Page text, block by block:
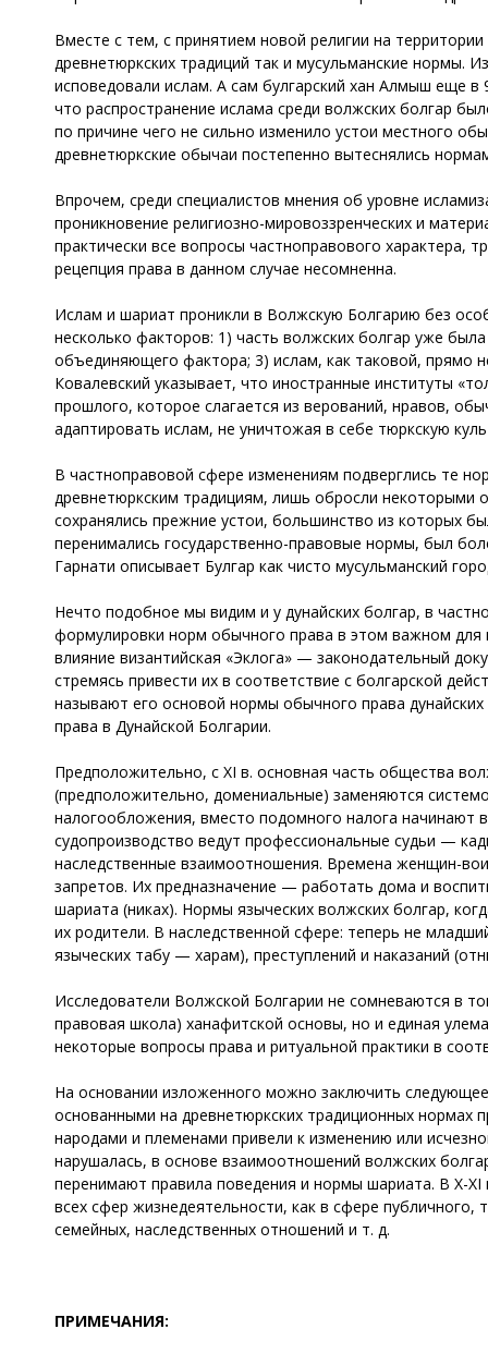
Вместе с тем, с принятием новой религии на
древнетюркских традиций так и мусульманские нормы.
исповедовали ислам. А сам булгарский хан Алмыш еще
что распространение ислама среди волжских болгар
по причине чего не сильно изменило устои местного
древнетюркские обычаи постепенно вытеснялись
Впрочем, среди специалистов мнения об уровне
проникновение религиозно-мировоззренческих и
практически все вопросы частноправового характера,
рецепция права в данном случае несомненна.
Ислам и шариат проникли в Волжскую Болгарию без
несколько факторов: 1) часть волжских болгар уже
объединяющего фактора; 3) ислам, как таковой, прямо
Ковалевский указывает, что иностранные институты
прошлого, которое слагается из верований, нравов,
адаптировать ислам, не уничтожая в себе тюркскую
В частноправовой сфере изменениям подверглись те
древнетюркским традициям, лишь обросли некоторыми
сохранялись прежние устои, большинство из которых
перенимались государственно-правовые нормы, был
Гарнати описывает Булгар как чисто мусульманский
Нечто подобное мы видим и у дунайских болгар, в
формулировки норм обычного права в этом важном для
влияние византийская «Эклога» — законодательный
стремясь привести их в соответствие с болгарской
называют его основой нормы обычного права дунайских
права в Дунайской Болгарии.
Предположительно, с XI в. основная часть общества
(предположительно, домениальные) заменяются
налогообложения, вместо подомного налога начинают
судопроизводство ведут профессиональные судьи —
наследственные взаимоотношения. Времена женщин-
запретов. Их предназначение — работать дома и
шариата (никах). Нормы языческих волжских болгар,
их родители. В наследственной сфере: теперь не
языческих табу — харам), преступлений и наказаний
Исследователи Волжской Болгарии не сомневаются в
правовая школа) ханафитской основы, но и единая
некоторые вопросы права и ритуальной практики в
На основании изложенного можно заключить
основанными на древнетюркских традиционных нормах
народами и племенами привели к изменению или
нарушалась, в основе взаимоотношений волжских
перенимают правила поведения и нормы шариата. В X-XI
всех сфер жизнедеятельности, как в сфере
семейных, наследственных отношений и т. д.
ПРИМЕЧАНИЯ: